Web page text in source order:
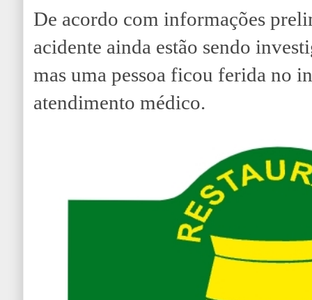
De acordo com informações
acidente ainda estão sendo
mas uma pessoa ficou ferida no
atendimento médico.